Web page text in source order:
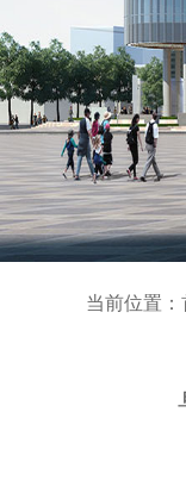
当前位置：